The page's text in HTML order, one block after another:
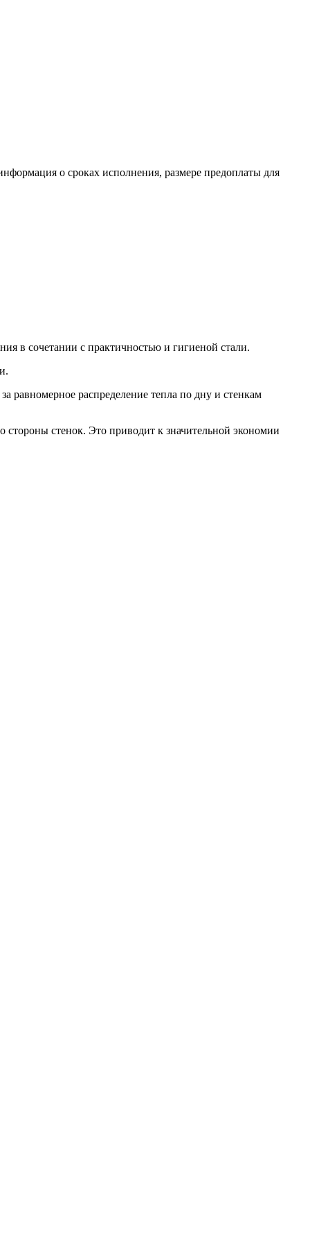
о сроках исполнения, размере предоплаты для
в сочетании с практичностью и гигиеной стали.
равномерное распределение тепла по дну и стенкам
стороны стенок. Это приводит к значительной экономии